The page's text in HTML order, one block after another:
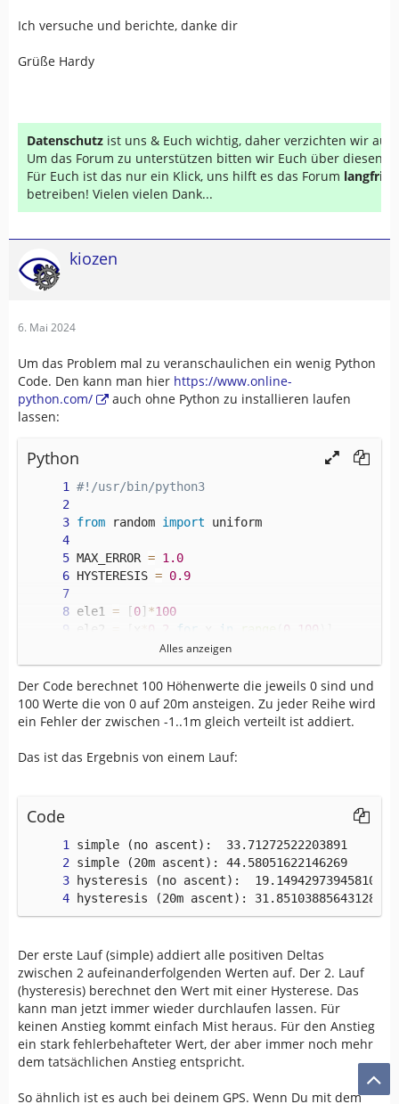
Ich versuche und berichte, danke dir
Grüße Hardy
Datenschutz ist uns & Euch wichtig, daher verzichten wir auf
Um das Forum zu unterstützen bitten wir Euch über diesen
Für Euch ist das nur ein Klick, uns hilft es das Forum
betreiben! Vielen vielen Dank...
kiozen
6. Mai 2024
Um das Problem mal zu veranschaulichen ein wenig Python
Code. Den kann man hier https://www.online-
python.com/
auch ohne Python zu installieren laufen
lassen:
Python
#!/usr/bin/python3
from random import uniform
MAX_ERROR = 1.0
HYSTERESIS = 0.9
ele1 = [0] *100
ele2
0.2 for in range 0 100
uniform(-MAX_ERROR
def simple_asc(ele, error) :
    asc
=
0
    last
= 0
        h
+= e
def hyst_asc (ele, error :
    asc
=
    last
=
0
for h, e in zip(ele, error):
if h - last > HYSTERESIS:
            asc
+= h - last
            last
= h
elif last - h > HYSTERESIS
:
            last
= h
return asc
Alles anzeigen
Der Code berechnet 100 Höhenwerte die jeweils 0 sind und
100 Werte die von 0 auf 20m ansteigen. Zu jeder Reihe wird
ein Fehler der zwischen -1..1m gleich verteilt ist addiert.
Das ist das Ergebnis von einem Lauf:
Code
hysteresis (20m ascent): 31.851038856431288
Der erste Lauf (simple) addiert alle positiven Deltas
zwischen 2 aufeinanderfolgenden Werten auf. Der 2. Lauf
(hysteresis) berechnet den Wert mit einer Hysterese. Das
kann man jetzt immer wieder durchlaufen lassen. Für
keinen Anstieg kommt einfach Mist heraus. Für den Anstieg
ein stark fehlerbehafteter Wert, der aber immer noch mehr
dem tatsächlichen Anstieg entspricht.
So ähnlich ist es auch bei deinem GPS. Wenn Du mit dem